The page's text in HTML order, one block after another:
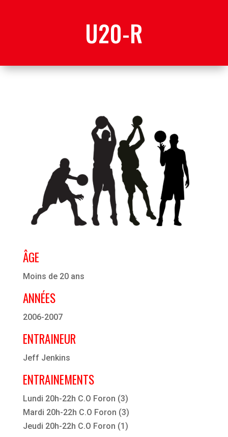
U20-R
ÂGE
Moins de 20 ans
ANNÉES
2006-2007
ENTRAINEUR
Jeff Jenkins
ENTRAINEMENTS
Lundi 20h-22h C.O Foron (3)
Mardi 20h-22h C.O Foron (3)
Jeudi 20h-22h C.O Foron (1)